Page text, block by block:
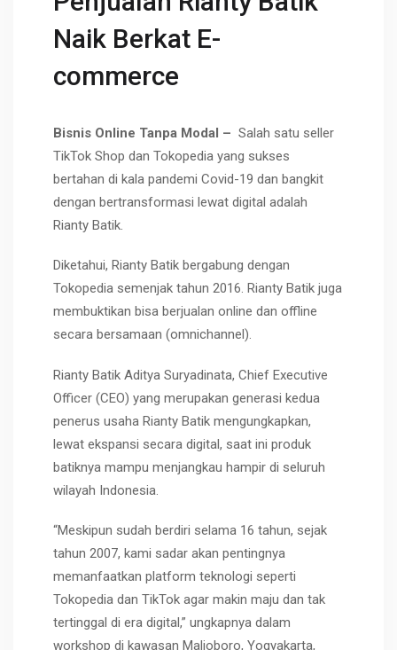
Naik Berkat E-
commerce
Bisnis Online Tanpa Modal – Salah satu seller
TikTok Shop dan Tokopedia yang sukses
bertahan di kala pandemi Covid-19 dan bangkit
dengan bertransformasi lewat digital adalah
Rianty Batik.
Diketahui, Rianty Batik bergabung dengan
Tokopedia semenjak tahun 2016. Rianty Batik juga
membuktikan bisa berjualan online dan offline
secara bersamaan (omnichannel).
Rianty Batik Aditya Suryadinata, Chief Executive
Officer (CEO) yang merupakan generasi kedua
penerus usaha Rianty Batik mengungkapkan,
lewat ekspansi secara digital, saat ini produk
batiknya mampu menjangkau hampir di seluruh
wilayah Indonesia.
“Meskipun sudah berdiri selama 16 tahun, sejak
tahun 2007, kami sadar akan pentingnya
memanfaatkan platform teknologi seperti
Tokopedia dan TikTok agar makin maju dan tak
tertinggal di era digital,” ungkapnya dalam
workshop di kawasan Malioboro, Yogyakarta,